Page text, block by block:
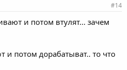
#14
и потом втулят... зачем
и потом дорабатыват.. то что